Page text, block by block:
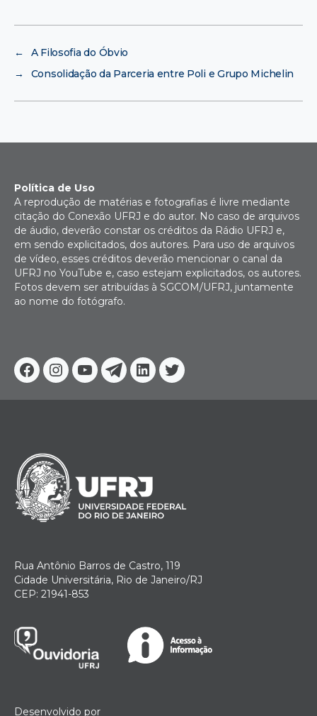
←
A Filosofia do Óbvio
→
Consolidação da Parceria entre Poli e Grupo Michelin
Facebook
Instagram
YoutubeTelegram
Linkedin
Twitter
Política de Uso
A reprodução de matérias e fotografias é livre mediante
citação do Conexão UFRJ e do autor. No caso de arquivos
de áudio, deverão constar os créditos da Rádio UFRJ e,
em sendo explicitados, dos autores. Para uso de arquivos
de vídeo, esses créditos deverão mencionar o canal da
UFRJ no YouTube e, caso estejam explicitados, os autores.
Fotos devem ser atribuídas à SGCOM/UFRJ, juntamente
ao nome do fotógrafo.
Rua Antônio Barros de Castro, 119
Cidade Universitária, Rio de Janeiro/RJ
CEP: 21941-853
Desenvolvido por